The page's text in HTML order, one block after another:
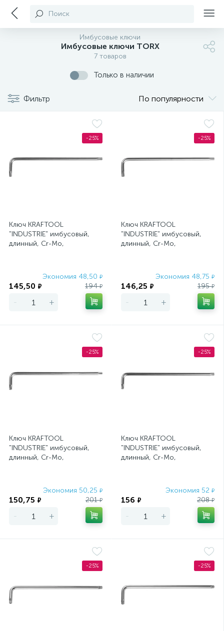
Поиск
Имбусовые ключи
Имбусовые ключи TORX
7 товаров
Только в наличии
Фильтр По популярности
-25%
Ключ KRAFTOOL
"INDUSTRIE" имбусовый,
длинный, Cr-Mo,
Экономия 48,50 ₽
145,50 ₽ 194₽
- +
-25%
Ключ KRAFTOOL
"INDUSTRIE" имбусовый,
длинный, Cr-Mo,
Экономия 48,75 ₽
146,25 ₽ 195₽
- +
-25%
Ключ KRAFTOOL
"INDUSTRIE" имбусовый,
длинный, Cr-Mo,
Экономия 50,25 ₽
150,75 ₽ 201₽
- +
-25%
Ключ KRAFTOOL
"INDUSTRIE" имбусовый,
длинный, Cr-Mo,
Экономия 52 ₽
156 ₽ 208₽
- +
-25% -25%